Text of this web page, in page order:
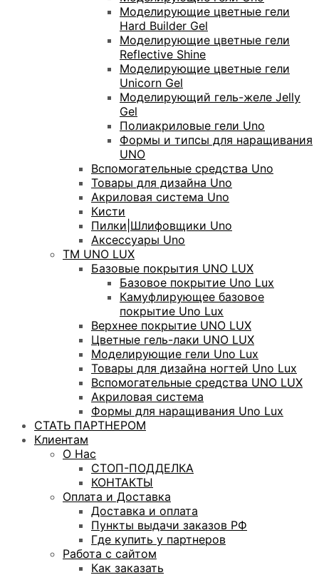
Моделирующие цветные гели
Hard Builder Gel
Моделирующие цветные гели
Reflective Shine
Моделирующие цветные гели
Unicorn Gel
Моделирующий гель-желе Jelly
Gel
Полиакриловые гели Uno
Формы и типсы для наращивания
UNO
Вспомогательные средства Uno
Товары для дизайна Uno
Акриловая система Uno
Кисти
Пилки|Шлифовщики Uno
Аксессуары Uno
ТМ UNO LUX
Базовые покрытия UNO LUX
Базовое покрытие Uno Lux
Камуфлирующее базовое
покрытие Uno Lux
Верхнее покрытие UNO LUX
Цветные гель-лаки UNO LUX
Моделирующие гели Uno Lux
Товары для дизайна ногтей Uno Lux
Вспомогательные средства UNO LUX
Акриловая система
Формы для наращивания Uno Lux
СТАТЬ ПАРТНЕРОМ
Клиентам
О Нас
СТОП-ПОДДЕЛКА
КОНТАКТЫ
Оплата и Доставка
Доставка и оплата
Пункты выдачи заказов РФ
Где купить у партнеров
Работа с сайтом
Как заказать